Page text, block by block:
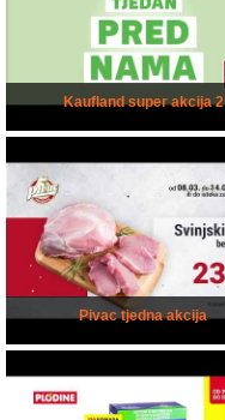
Kaufland super akcija 2
Pivac tjedna akcija